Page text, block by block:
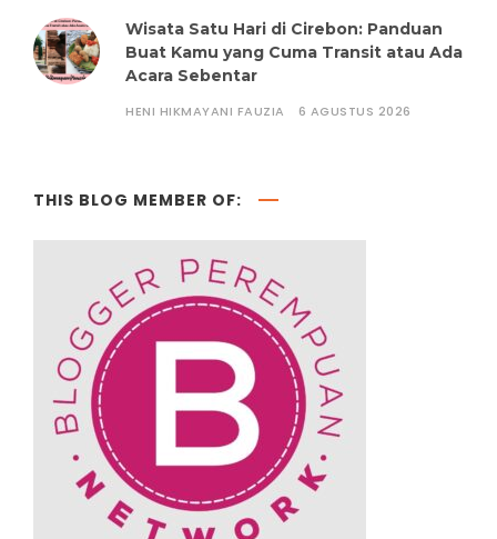
Wisata Satu Hari di Cirebon: Panduan
Buat Kamu yang Cuma Transit atau Ada
Acara Sebentar
HENI HIKMAYANI FAUZIA 6 AGUSTUS 2026
THIS BLOG MEMBER OF: